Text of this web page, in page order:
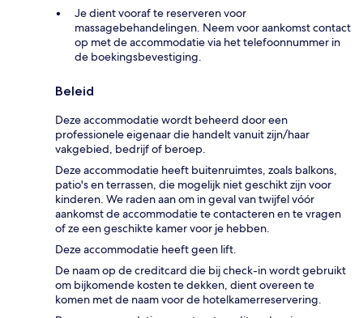
Je dient vooraf te reserveren voor
massagebehandelingen. Neem voor aankomst contact
op met de accommodatie via het telefoonnummer in
de boekingsbevestiging.
Beleid
Deze accommodatie wordt beheerd door een
professionele eigenaar die handelt vanuit zijn/haar
vakgebied, bedrijf of beroep.
Deze accommodatie heeft buitenruimtes, zoals balkons,
patio's en terrassen, die mogelijk niet geschikt zijn voor
kinderen. We raden aan om in geval van twijfel vóór
aankomst de accommodatie te contacteren en te vragen
of ze een geschikte kamer voor je hebben.
Deze accommodatie heeft geen lift.
De naam op de creditcard die bij check-in wordt gebruikt
om bijkomende kosten te dekken, dient overeen te
komen met de naam voor de hotelkamerreservering.